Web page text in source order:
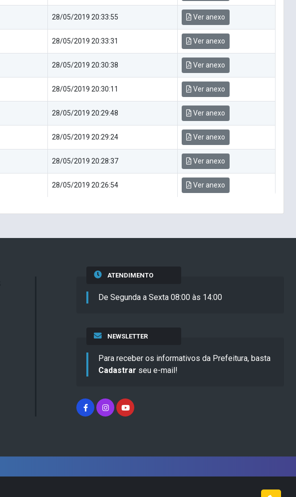
28/05/2019 20:33:55 Ver anexo
28/05/2019 20:33:31 Ver anexo
28/05/2019 20:30:38 Ver anexo
28/05/2019 20:30:11 Ver anexo
28/05/2019 20:29:48 Ver anexo
28/05/2019 20:29:24 Ver anexo
28/05/2019 20:28:37 Ver anexo
28/05/2019 20:26:54 Ver anexo
ATENDIMENTO
De Segunda a Sexta 08:00 às 14:00
NEWSLETTER
Para receber os informativos da Prefeitura, basta
Cadastrar seu e-mail!